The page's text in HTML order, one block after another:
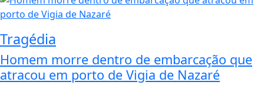
Tragédia
Homem morre dentro de embarcação que
atracou em porto de Vigia de Nazaré